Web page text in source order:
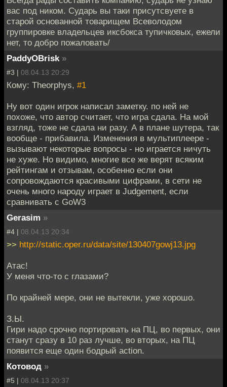
вас под ником. Сударь вы таки присутсвуете в
старой основанной товарищем Всеволодом
группировке владельцев иксбокса тупичковых, ежели
нет, то добро пожаловать/
PaddyOBrisk »
#3 | 08.04.13 20:29
Кому: Theorphys, #1
Ну вот один игрок написал заметку. по ней не
похоже, что автор считает, что игра сдала. На мой
взгляд, тоже не сдала ни разу. А в плане шутера, так
вообще - прибавила. Изменения в мультиплеере -
вызывают некоторые вопросы - но играется ничуть
не хуже. Но видимо, многие все же верят всяким
рейтингам и отзывам, особенно если они
сопровождаются красивыми цифрами, в сети не
очень много народу играет в Judgement, если
сравнивать с GoW3
Gerasim »
#4 | 08.04.13 20:34
>> http://static.oper.ru/data/site/130407gowj13.jpg
Атас!
У меня что-то с глазами?
По крайней мере, они не вытекли, уже хорошо.
З.Ы.
Гири надо срочно портировать на ПЦ, во первых, они
станут сразу в 10 раз лучше, во вторых, на ПЦ
появится еще один бодрый action.
Котовод »
#5 | 08.04.13 20:37